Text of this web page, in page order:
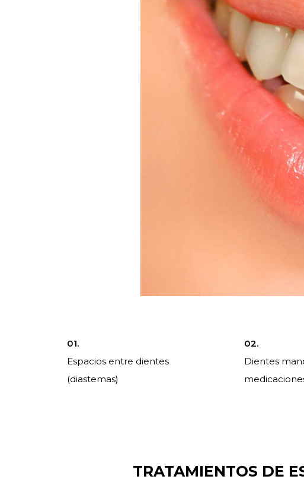
01.
Espacios entre dientes
(diastemas)
02.
Dientes
TRATAMIENTOS DE